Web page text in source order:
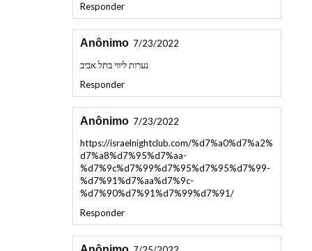
Anônimo 7/23/2022
נערות ליווי בתל אביב
Responder
Anônimo 7/23/2022
https://israelnightclub.com/%d7%a0%d7%a2%
d7%a8%d7%95%d7%aa-
%d7%9c%d7%99%d7%95%d7%95%d7%99-
%d7%91%d7%aa%d7%9c-
%d7%90%d7%91%d7%99%d7%91/
Responder
Anônimo 7/25/2022